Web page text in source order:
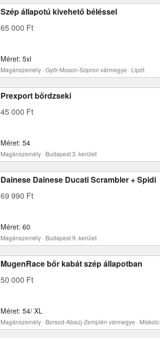
Szép állapotú kivehető béléssel
65 000 Ft
Méret: 5xl
Magánszemély · Győr-Moson-Sopron vármegye · Lipót
Prexport bőrdzseki
45 000 Ft
Méret: 54
Magánszemély · Budapest 3. kerület
Dainese Dainese Ducati Scrambler + Spidi
69 990 Ft
Méret: 60
Magánszemély · Budapest 9. kerület
MugenRace bőr kabát szép állapotban
50 000 Ft
Méret: 54/ XL
Magánszemély · Borsod-Abaúj-Zemplén vármegye · Miskolc